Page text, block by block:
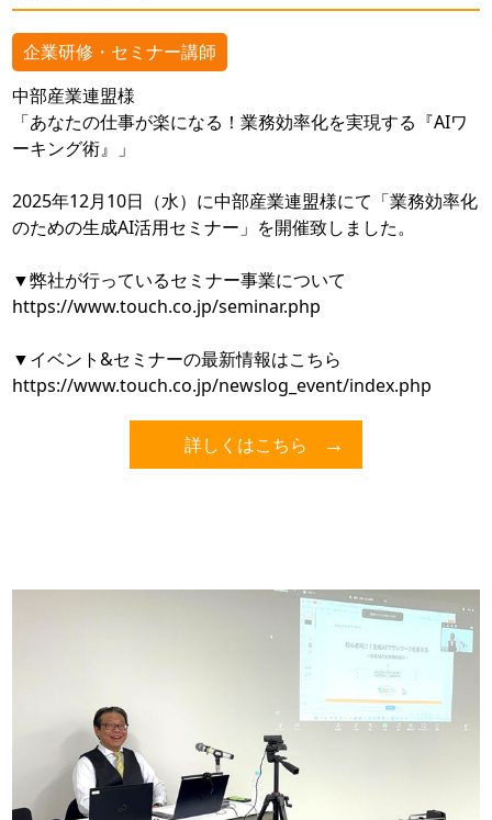
企業研修・セミナー講師
中部産業連盟様
「あなたの仕事が楽になる！​業務効率化を実現する『AIワ
ーキング術』」
2025年12月10日（水）に中部産業連盟様にて「業務効率化
のための生成AI活用セミナー」を開催致しました。
▼弊社が行っているセミナー事業について
https://www.touch.co.jp/seminar.php
▼イベント&セミナーの最新情報はこちら
https://www.touch.co.jp/newslog_event/index.php
詳しくはこちら